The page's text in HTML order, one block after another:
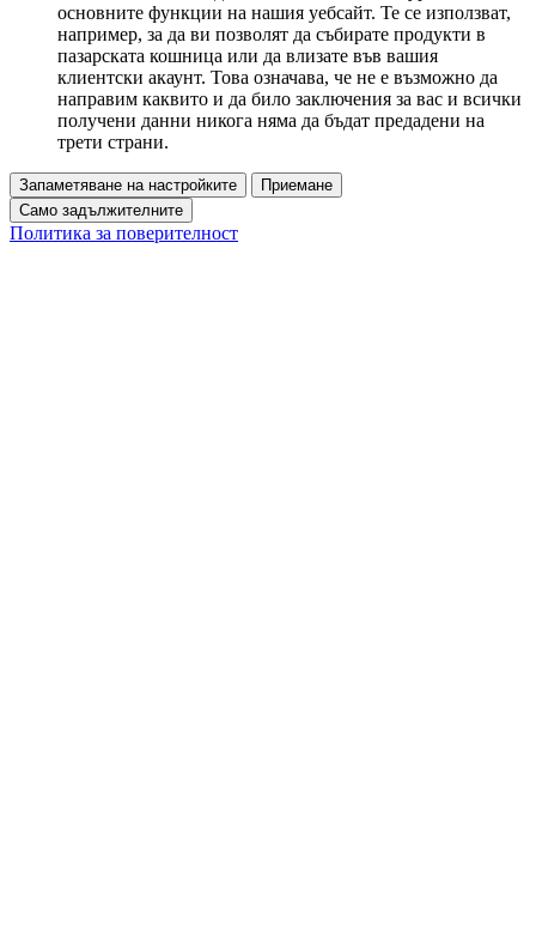
основните функции на нашия уебсайт. Те се използват,
например, за да ви позволят да събирате продукти в
пазарската кошница или да влизате във вашия
клиентски акаунт. Това означава, че не е възможно да
направим каквито и да било заключения за вас и всички
получени данни никога няма да бъдат предадени на
трети страни.
Запаметяване на настройките
Приемане
Само задължителните
Политика за поверителност